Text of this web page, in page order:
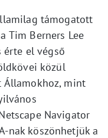
támogatott
Tim Berners Lee
érte el végső
közül
Államokhoz, mint
Navigator
nak köszönhetjük a